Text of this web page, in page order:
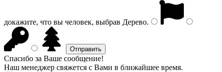
докажите, что вы человек, выбрав Дерево.
Спасибо за Ваше сообщение!
Наш менеджер свяжется с Вами в ближайшее время.